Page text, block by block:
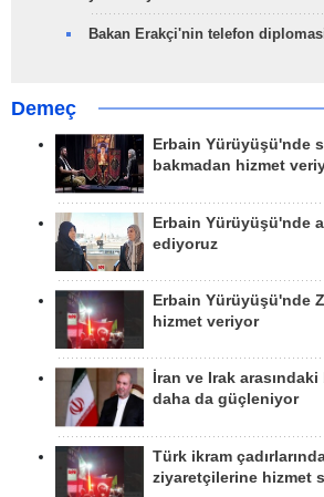
Bakan Erakçi'nin telefon
Demeç
Erbain Yürüyüşü'nde
bakmadan hizmet
Erbain Yürüyüşü'nde
ediyoruz
Erbain Yürüyüşü'nde
hizmet veriyor
İran ve Irak
daha da güçleniyor
Türk ikram
ziyaretçilerine hizmet